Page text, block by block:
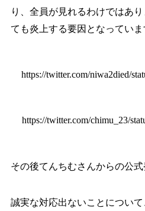
り、全員が見れるわけではあ
ても炎上する要因となっていま
https://twitter.com/niwa2died/
https://twitter.com/chimu_23/
その後てんちむさんからの公式
誠実な対応出ないことについ